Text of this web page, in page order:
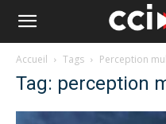
Accueil Tags Perception
Tag: perception